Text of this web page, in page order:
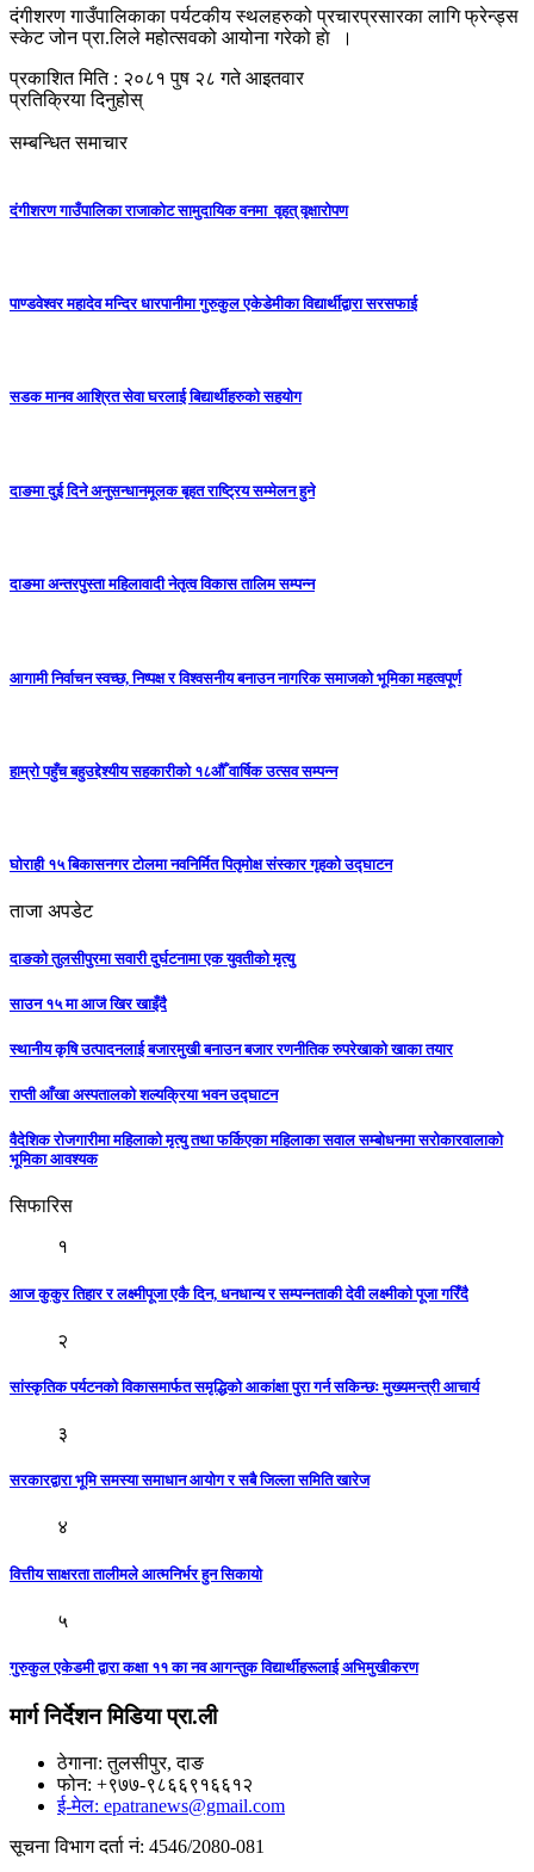
दंगीशरण गाउँपालिकाका पर्यटकीय स्थलहरुको प्रचारप्रसारका लागि फ्रेन्ड्स
स्केट जोन प्रा.लिले महोत्सवको आयोना गरेको हाे ।
प्रकाशित मिति : २०८१ पुष २८ गते आइतवार
प्रतिक्रिया दिनुहोस्
सम्बन्धित समाचार
दंगीशरण गाउँपालिका राजाकाेट सामुदायिक वनमा वृहत् वृक्षारोपण
पाण्डवेश्वर महादेव मन्दिर धारपानीमा गुरुकुल एकेडेमीका विद्यार्थीद्वारा सरसफाई
सडक मानव आश्रित सेवा घरलाई बिद्यार्थीहरुको सहयोग
दाङमा दुई दिने अनुसन्धानमूलक बृहत राष्ट्रिय सम्मेलन हुने
दाङमा अन्तरपुस्ता महिलावादी नेतृत्व विकास तालिम सम्पन्न
आगामी निर्वाचन स्वच्छ, निष्पक्ष र विश्वसनीय बनाउन नागरिक समाजको भूमिका महत्वपूर्ण
हाम्रो पहुँच बहुउद्देश्यीय सहकारीको १८औँ वार्षिक उत्सव सम्पन्न
घोराही १५ बिकासनगर टोलमा नवनिर्मित पितृमोक्ष संस्कार गृहको उद्घाटन
ताजा अपडेट
दाङको तुलसीपुरमा सवारी दुर्घटनामा एक युवतीको मृत्यु
साउन १५ मा आज खिर खाइँदै
स्थानीय कृषि उत्पादनलाई बजारमुखी बनाउन बजार रणनीतिक रुपरेखाको खाका तयार
राप्ती आँखा अस्पतालको शल्यक्रिया भवन उद्घाटन
वैदेशिक रोजगारीमा महिलाको मृत्यु तथा फर्किएका महिलाका सवाल सम्बोधनमा सरोकारवालाको
भूमिका आवश्यक
सिफारिस
१
आज कुकुर तिहार र लक्ष्मीपूजा एकै दिन, धनधान्य र सम्पन्नताकी देवी लक्ष्मीको पूजा गरिँदै
२
सांस्कृतिक पर्यटनको विकासमार्फत समृद्धिको आकांक्षा पुरा गर्न सकिन्छः मुख्यमन्त्री आचार्य
३
सरकारद्वारा भूमि समस्या समाधान आयोग र सबै जिल्ला समिति खारेज
४
वित्तीय साक्षरता तालीमले आत्मनिर्भर हुन सिकायो
५
गुरुकुल एकेडमी द्वारा कक्षा ११ का नव आगन्तुक विद्यार्थीहरूलाई अभिमुखीकरण
मार्ग निर्देशन मिडिया प्रा.ली
ठेगाना: तुलसीपुर, दाङ
फोन: +९७७-९८६६९१६६१२
ई-मेल: epatranews@gmail.com
सूचना विभाग दर्ता नं: 4546/2080-081